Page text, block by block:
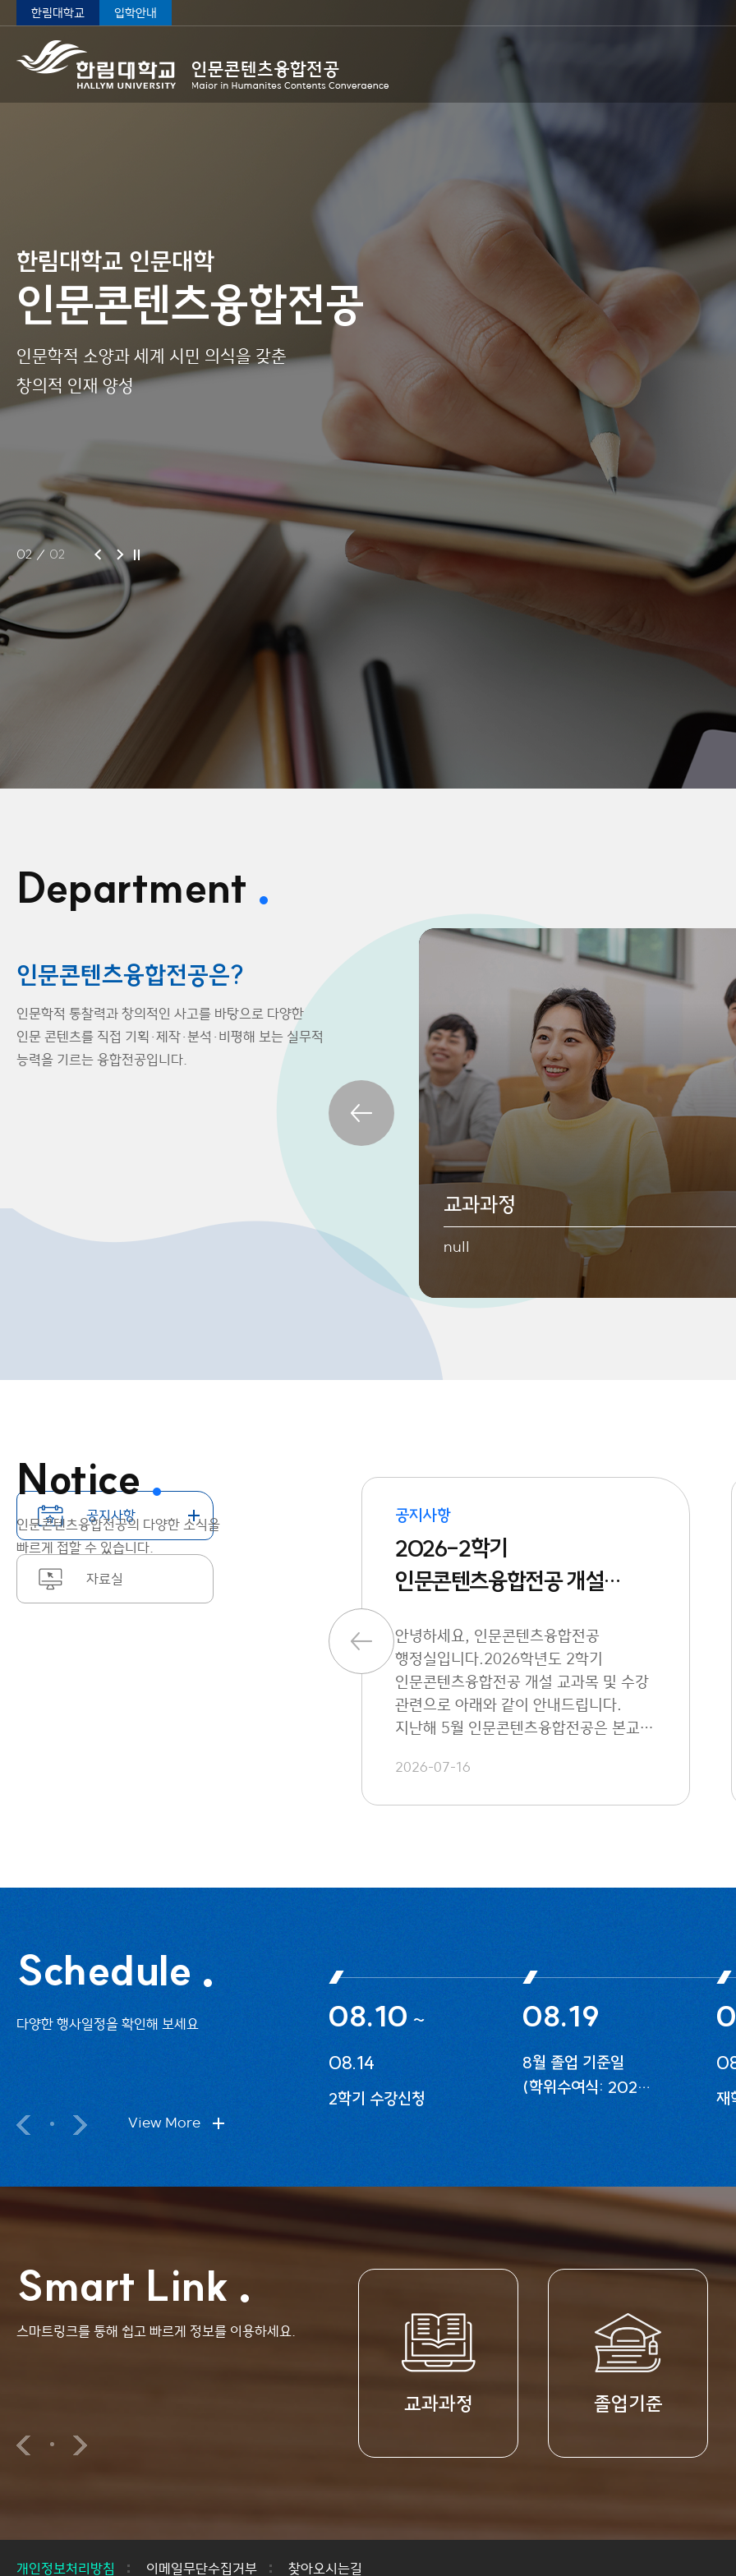
한림대학교 입학안내
한림대학교 인문대학
인문콘텐츠융합전공
인문학적 소양과 세계 시민 의식을 갖춘
창의적 인재 양성
한림대학교 인문대학
인문콘텐츠융합전공
인문학적 소양과 세계 시민 의식을 갖춘
창의적 인재 양성
한림대학교 인문대학
인문콘텐츠융합전공
인문학적 소양과 세계 시민 의식을 갖춘
창의적 인재 양성
한림대학교 인문대학
인문콘텐츠융합전공
인문학적 소양과 세계 시민 의식을 갖춘
창의적 인재 양성
한림대학교 인문대학
인문콘텐츠융합전공
인문학적 소양과 세계 시민 의식을 갖춘
창의적 인재 양성
한림대학교 인문대학
인문콘텐츠융합전공
인문학적 소양과 세계 시민 의식을 갖춘
창의적 인재 양성
01 02
Department
인문콘텐츠융합전공은?
인문학적 통찰력과 창의적인 사고를 바탕으로 다양한
인문 콘텐츠를 직접 기획·제작·분석·비평해 보는 실무적
능력을 기르는 융합전공입니다.
전공소개
인문학적 소양과 세계 시민 의식을 갖춘 창의적 인재
교과과정
null
졸업기준
null
전공소개
교과과정
Notice
인문콘텐츠융합전공의 다양한 소식을
빠르게 접할 수 있습니다.
공지사항
자료실
공지사항
통합 데이터베이스 이관 작업에
따른 홈페이지 운영 중단 안내
공지사항
2026-2학기
인문콘텐츠융합전공 개설
안녕하세요, 인문콘텐츠융합전공
행정실입니다.2026학년도 2학기
인문콘텐츠융합전공 개설 교과목 및 수강
관련으로 아래와 같이 안내드립니다.
지난해 5월 인문콘텐츠융합전공은 본교
2026-07-16
Schedule
다양한 행사일정을 확인해 보세요
View More
08.10 ~
08.14
2학기 수강신청
08.19
8월 졸업 기준일
(학위수여식: 2027.
재
Smart Link
스마트링크를 통해 쉽고 빠르게 정보를 이용하세요.
졸업기준 취업진로
개인정보처리방침 이메일무단수집거부 찾아오시는길